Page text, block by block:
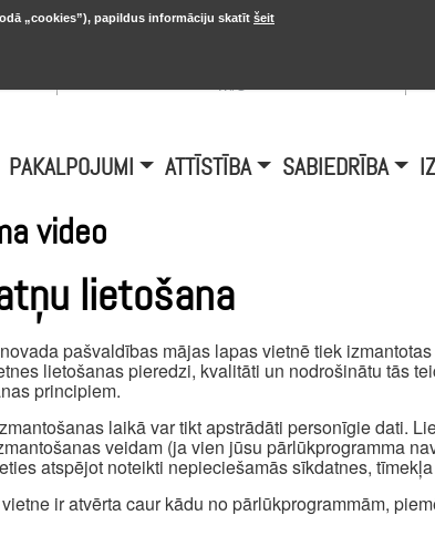
m/s
PAKALPOJUMI ATTĪSTĪBA SABIEDRĪBA
video
lietošana
pašvaldības mājas lapas vietnē tiek
lietošanas pieredzi, kvalitāti un nodrošinātu tās
principiem.
laikā var tikt apstrādāti personīgie dati.
veidam (ja vien jūsu pārlūkprogramma
atspējot noteikti nepieciešamās sīkdatnes,
ir atvērta caur kādu no pārlūkprogrammām,
„cookies”), papildus informāciju skatīt šeit